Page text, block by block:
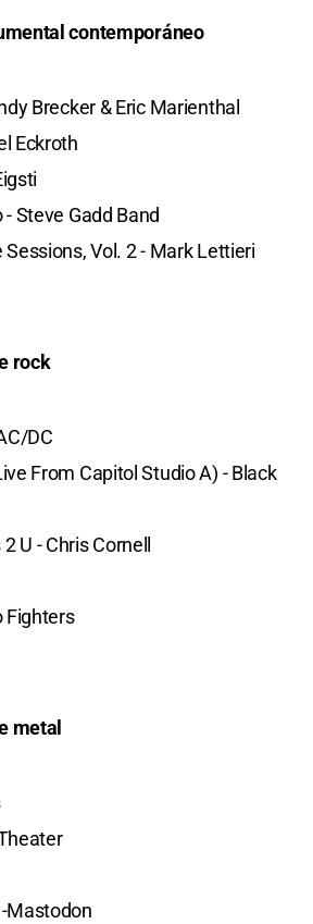
contemporáneo
Brecker & Eric Marienthal
Eckroth
Steve Gadd Band
Vol. 2 - Mark Lettieri
rock
DC
From Capitol Studio A) - Black
U - Chris Cornell
Fighters
metal
Mastodon